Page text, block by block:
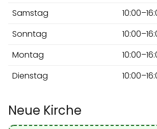
Samstag
Sonntag
Montag
Dienstag
Neue Kirche